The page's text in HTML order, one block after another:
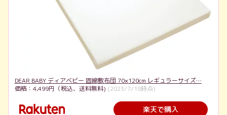
DEAR BABY ディアベビー 固綿敷布団 70×120cm レギュラーサイズ…
価格：4,499円（税込、送料無料) (2023/7/18時点)
楽天で購入